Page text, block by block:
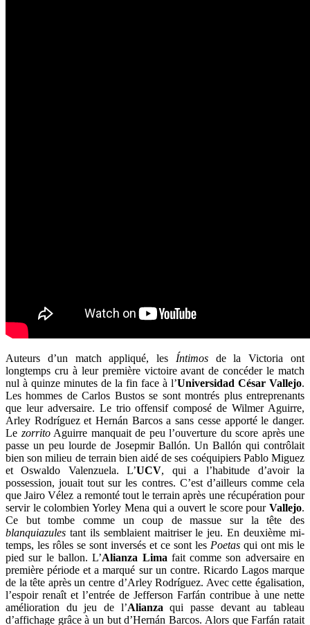
Auteurs d’un match appliqué, les Íntimosde la Victoria ont
longtemps cru à leur première victoire avant de concéder le match
nul à quinze minutes de la fin face à l’Universidad César Vallejo.
Les hommes de Carlos Bustos se sont montrés plus entreprenants
que leur adversaire. Le trio offensif composé de Wilmer Aguirre,
Arley Rodríguez et Hernán Barcos a sans cesse apporté le danger.
Le zorritoAguirre manquait de peu l’ouverture du score après une
passe un peu lourde de Josepmir Ballón. Un Ballón qui contrôlait
bien son milieu de terrain bien aidé de ses coéquipiers Pablo Miguez
et Oswaldo Valenzuela. L’UCV, qui a l’habitude d’avoir la
possession, jouait tout sur les contres. C’est d’ailleurs comme cela
que Jairo Vélez a remonté tout le terrain après une récupération pour
servir le colombien Yorley Mena qui a ouvert le score pour Vallejo.
Ce but tombe comme un coup de massue sur la tête des
blanquiazules tant ils semblaient maitriser le jeu. En deuxième mi-
temps, les rôles se sont inversés et ce sont les Poetas qui ont mis le
pied sur le ballon. L’Alianza Lima fait comme son adversaire en
première période et a marqué sur un contre. Ricardo Lagos marque
de la tête après un centre d’Arley Rodríguez. Avec cette égalisation,
l’espoir renaît et l’entrée de Jefferson Farfán contribue à une nette
amélioration du jeu de l’Alianza qui passe devant au tableau
d’affichage grâce à un but d’Hernán Barcos. Alors que Farfán ratait